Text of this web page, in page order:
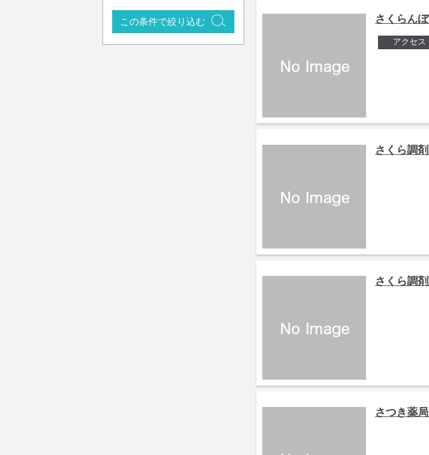
この条件で絞り込む さくらん
アクセス
さくら調
さくら調
さつき薬